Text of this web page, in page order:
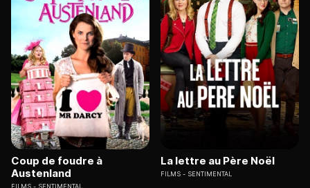
Coup de foudre à
Austenland
FILMS SENTIMENTAL
La lettre au Père Noël
FILMS SENTIMENTAL